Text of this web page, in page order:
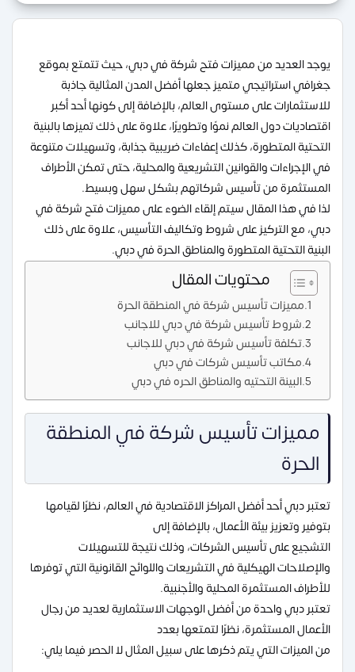
يوجد العديد من مميزات فتح شركة في دبي، حيث تتمتع بموقع
جغرافي استراتيجي متميز جعلها أفضل المدن المثالية جاذبة
للاستثمارات على مستوى العالم، بالإضافة إلى كونها أحد أكبر
اقتصاديات دول العالم نموًا وتطويرًا، علاوة على ذلك تميزها بالبنية
التحتية المتطورة، كذلك إعفاءات ضريبية جذابة، وتسهيلات متنوعة
في الإجراءات والقوانين التشريعية والمحلية، حتى تمكن الأطراف
المستثمرة من تأسيس شركاتهم بشكل سهل وبسيط.
لذا في هذا المقال سيتم إلقاء الضوء على مميزات فتح شركة في
دبي، مع التركيز على شروط وتكاليف التأسيس، علاوة على ذلك
البنية التحتية المتطورة والمناطق الحرة في دبي.
محتويات المقال
مميزات تأسيس شركة في المنطقة الحرة
شروط تأسيس شركة في دبي للاجانب
تكلفة تأسيس شركة في دبي للاجانب
مكاتب تأسيس شركات في دبي
البينة التحتيه والمناطق الحره في دبي
مميزات تأسيس شركة في المنطقة
الحرة
تعتبر دبي أحد أفضل المراكز الاقتصادية في العالم، نظرًا لقيامها
بتوفير وتعزيز بيئة الأعمال، بالإضافة إلى
التشجيع على تأسيس الشركات، وذلك نتيجة للتسهيلات
والإصلاحات الهيكلية في التشريعات واللوائح القانونية التي توفرها
للأطراف المستثمرة المحلية والأجنبية.
تعتبر دبي واحدة من أفضل الوجهات الاستثمارية لعديد من رجال
الأعمال المستثمرة، نظرًا لتمتعها بعدد
من الميزات التي يتم ذكرها على سبيل المثال لا الحصر فيما يلي: